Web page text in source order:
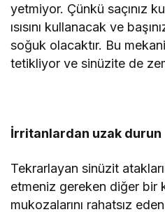
yetmiyor. Çünkü saçınız
ısısını kullanacak ve
soğuk olacaktır. Bu
tetikliyor ve sinüzite de
İrritanlardan uzak durun
Tekrarlayan sinüzit
etmeniz gereken diğer bir
mukozalarını rahatsız